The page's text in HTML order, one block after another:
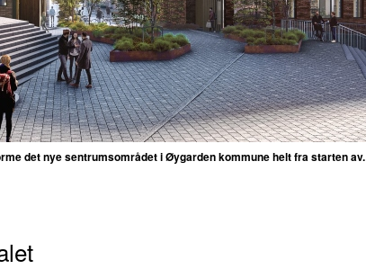
det nye sentrumsområdet i Øygarden kommune helt fra starten av.